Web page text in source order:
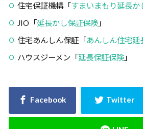
住宅保証機構「すまいまもり延長か
JIO「延長かし保証保険」
住宅あんしん保証「あんしん住宅延
ハウスジーメン「延長保証保険」